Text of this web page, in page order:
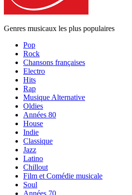
Genres musicaux les plus populaires
Pop
Rock
Chansons françaises
Electro
Hits
Rap
Musique Alternative
Oldies
Années 80
House
Indie
Classique
Jazz
Latino
Chillout
Film et Comédie musicale
Soul